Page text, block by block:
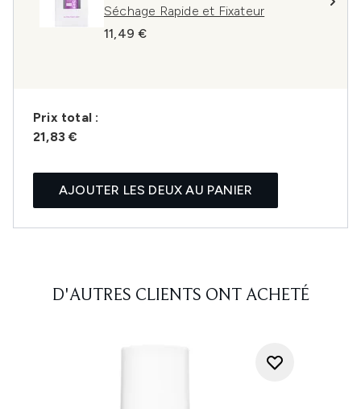
Séchage Rapide et Fixateur
11,49 €
Prix ​​total :
21,83 €
AJOUTER LES DEUX AU PANIER
D'AUTRES CLIENTS ONT ACHETÉ